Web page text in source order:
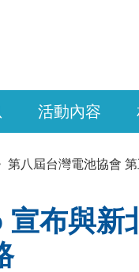
活動內容
第八屆台灣電池協會
布與新